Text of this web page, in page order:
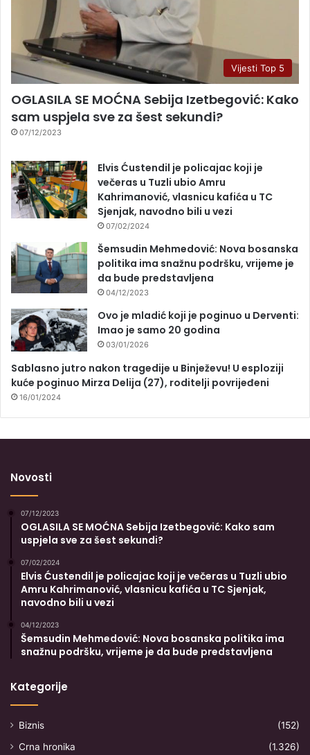
Vijesti Top 5
OGLASILA SE MOĆNA Sebija Izetbegović: Kako
sam uspjela sve za šest sekundi?
07/12/2023
Elvis Ćustendil je policajac koji je
večeras u Tuzli ubio Amru
Kahrimanović, vlasnicu kafića u TC
Sjenjak, navodno bili u vezi
07/02/2024
Šemsudin Mehmedović: Nova bosanska
politika ima snažnu podršku, vrijeme je
da bude predstavljena
04/12/2023
Ovo je mladić koji je poginuo u Derventi:
Imao je samo 20 godina
03/01/2026
Sablasno jutro nakon tragedije u Binježevu! U esploziji
kuće poginuo Mirza Delija (27), roditelji povrijeđeni
16/01/2024
Novosti
07/12/2023
OGLASILA SE MOĆNA Sebija Izetbegović: Kako sam
uspjela sve za šest sekundi?
07/02/2024
Elvis Ćustendil je policajac koji je večeras u Tuzli ubio
Amru Kahrimanović, vlasnicu kafića u TC Sjenjak,
navodno bili u vezi
04/12/2023
Šemsudin Mehmedović: Nova bosanska politika ima
snažnu podršku, vrijeme je da bude predstavljena
Kategorije
Biznis
(152)
Crna hronika
(1.326)